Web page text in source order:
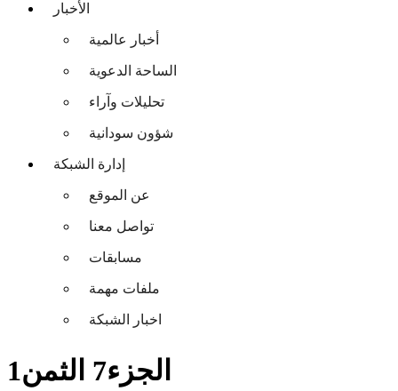
الأخبار
أخبار عالمية
الساحة الدعوية
تحليلات وآراء
شؤون سودانية
إدارة الشبكة
عن الموقع
تواصل معنا
مسابقات
ملفات مهمة
اخبار الشبكة
الجزء7 الثمن1